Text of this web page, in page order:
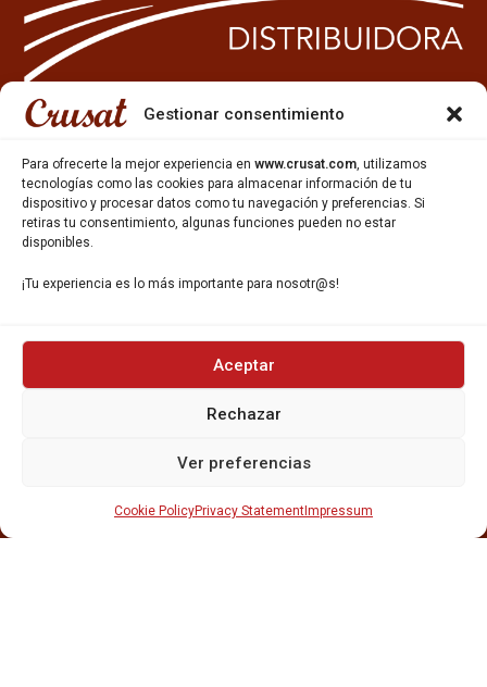
Gestionar consentimiento
Para ofrecerte la mejor experiencia en www.crusat.com, utilizamos
tecnologías como las cookies para almacenar información de tu
dispositivo y procesar datos como tu navegación y preferencias. Si
retiras tu consentimiento, algunas funciones pueden no estar
disponibles.
¡Tu experiencia es lo más importante para nosotr@s!
Aceptar
Rechazar
Ver preferencias
Cookie PolicyPrivacy Statement Impressum
Carrer Miquel Servet 10-12,
Gavà, 08850, Barcelona.
CARTAS DE CERVEZAS Y VINO
CATAS Y FORMACIONES